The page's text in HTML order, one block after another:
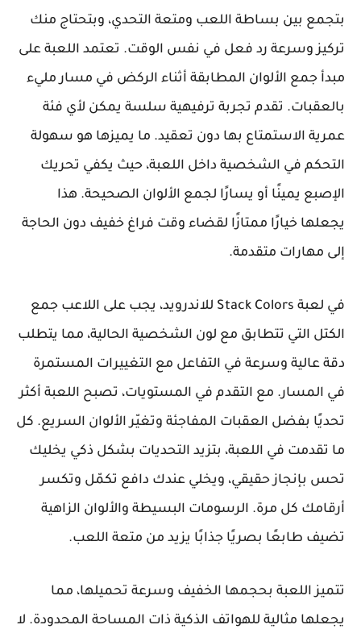
بتجمع بين بساطة اللعب ومتعة التحدي، وبتحتاج منك
تركيز وسرعة رد فعل في نفس الوقت. تعتمد اللعبة على
مبدأ جمع الألوان المطابقة أثناء الركض في مسار مليء
بالعقبات. تقدم تجربة ترفيهية سلسة يمكن لأي فئة
عمرية الاستمتاع بها دون تعقيد. ما يميزها هو سهولة
التحكم في الشخصية داخل اللعبة، حيث يكفي تحريك
الإصبع يمينًا أو يسارًا لجمع الألوان الصحيحة. هذا
يجعلها خيارًا ممتازًا لقضاء وقت فراغ خفيف دون الحاجة
إلى مهارات متقدمة.
في لعبة Stack Colors للاندرويد، يجب على اللاعب جمع
الكتل التي تتطابق مع لون الشخصية الحالية، مما يتطلب
دقة عالية وسرعة في التفاعل مع التغييرات المستمرة
في المسار. مع التقدم في المستويات، تصبح اللعبة أكثر
تحديًا بفضل العقبات المفاجئة وتغيّر الألوان السريع. كل
ما تقدمت في اللعبة، بتزيد التحديات بشكل ذكي يخليك
تحس بإنجاز حقيقي، ويخلي عندك دافع تكمّل وتكسر
أرقامك كل مرة. الرسومات البسيطة والألوان الزاهية
تضيف طابعًا بصريًا جذابًا يزيد من متعة اللعب.
تتميز اللعبة بحجمها الخفيف وسرعة تحميلها، مما
يجعلها مثالية للهواتف الذكية ذات المساحة المحدودة. لا